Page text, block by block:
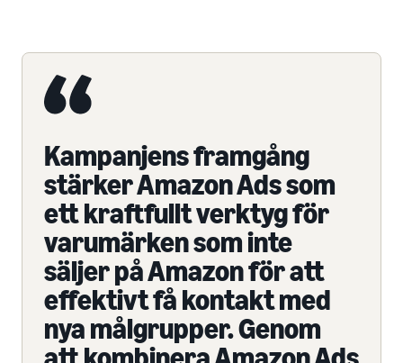
Kampanjens framgång
stärker Amazon Ads som
ett kraftfullt verktyg för
varumärken som inte
säljer på Amazon för att
effektivt få kontakt med
nya målgrupper. Genom